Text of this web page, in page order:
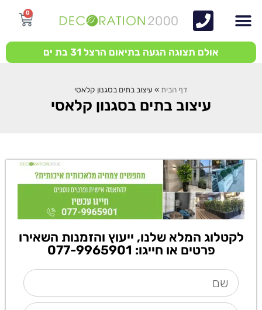
0
אולם תצוגה הגעה בתיאום הרצל 31 בת ים
דף הבית » עיצוב בתים בסגנון קלאסי
עיצוב בתים בסגנון קלאסי
לקטלוג המלא שלנו, ייעוץ והזמנות השאירו
פרטים או חייגו: 077-9965901